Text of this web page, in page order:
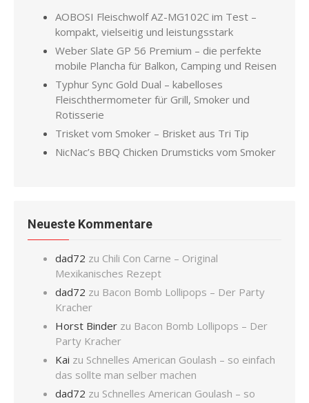
AOBOSI Fleischwolf AZ-MG102C im Test –
kompakt, vielseitig und leistungsstark
Weber Slate GP 56 Premium – die perfekte
mobile Plancha für Balkon, Camping und Reisen
Typhur Sync Gold Dual – kabelloses
Fleischthermometer für Grill, Smoker und
Rotisserie
Trisket vom Smoker – Brisket aus Tri Tip
NicNac’s BBQ Chicken Drumsticks vom Smoker
Neueste Kommentare
dad72 zu Chili Con Carne – Original
Mexikanisches Rezept
dad72 zu Bacon Bomb Lollipops – Der Party
Kracher
Horst Binder zu Bacon Bomb Lollipops – Der
Party Kracher
Kai zu Schnelles American Goulash – so einfach
das sollte man selber machen
dad72 zu Schnelles American Goulash – so